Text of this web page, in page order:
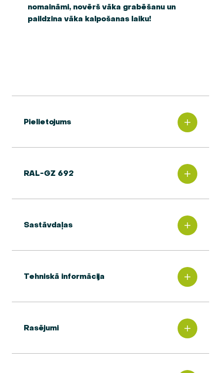
nomaināmi, novērš vāka grabēšanu un
paildzina vāka kalpošanas laiku!
Pielietojums
RAL-GZ 692
Sastāvdaļas
Tehniskā informācija
Rasējumi